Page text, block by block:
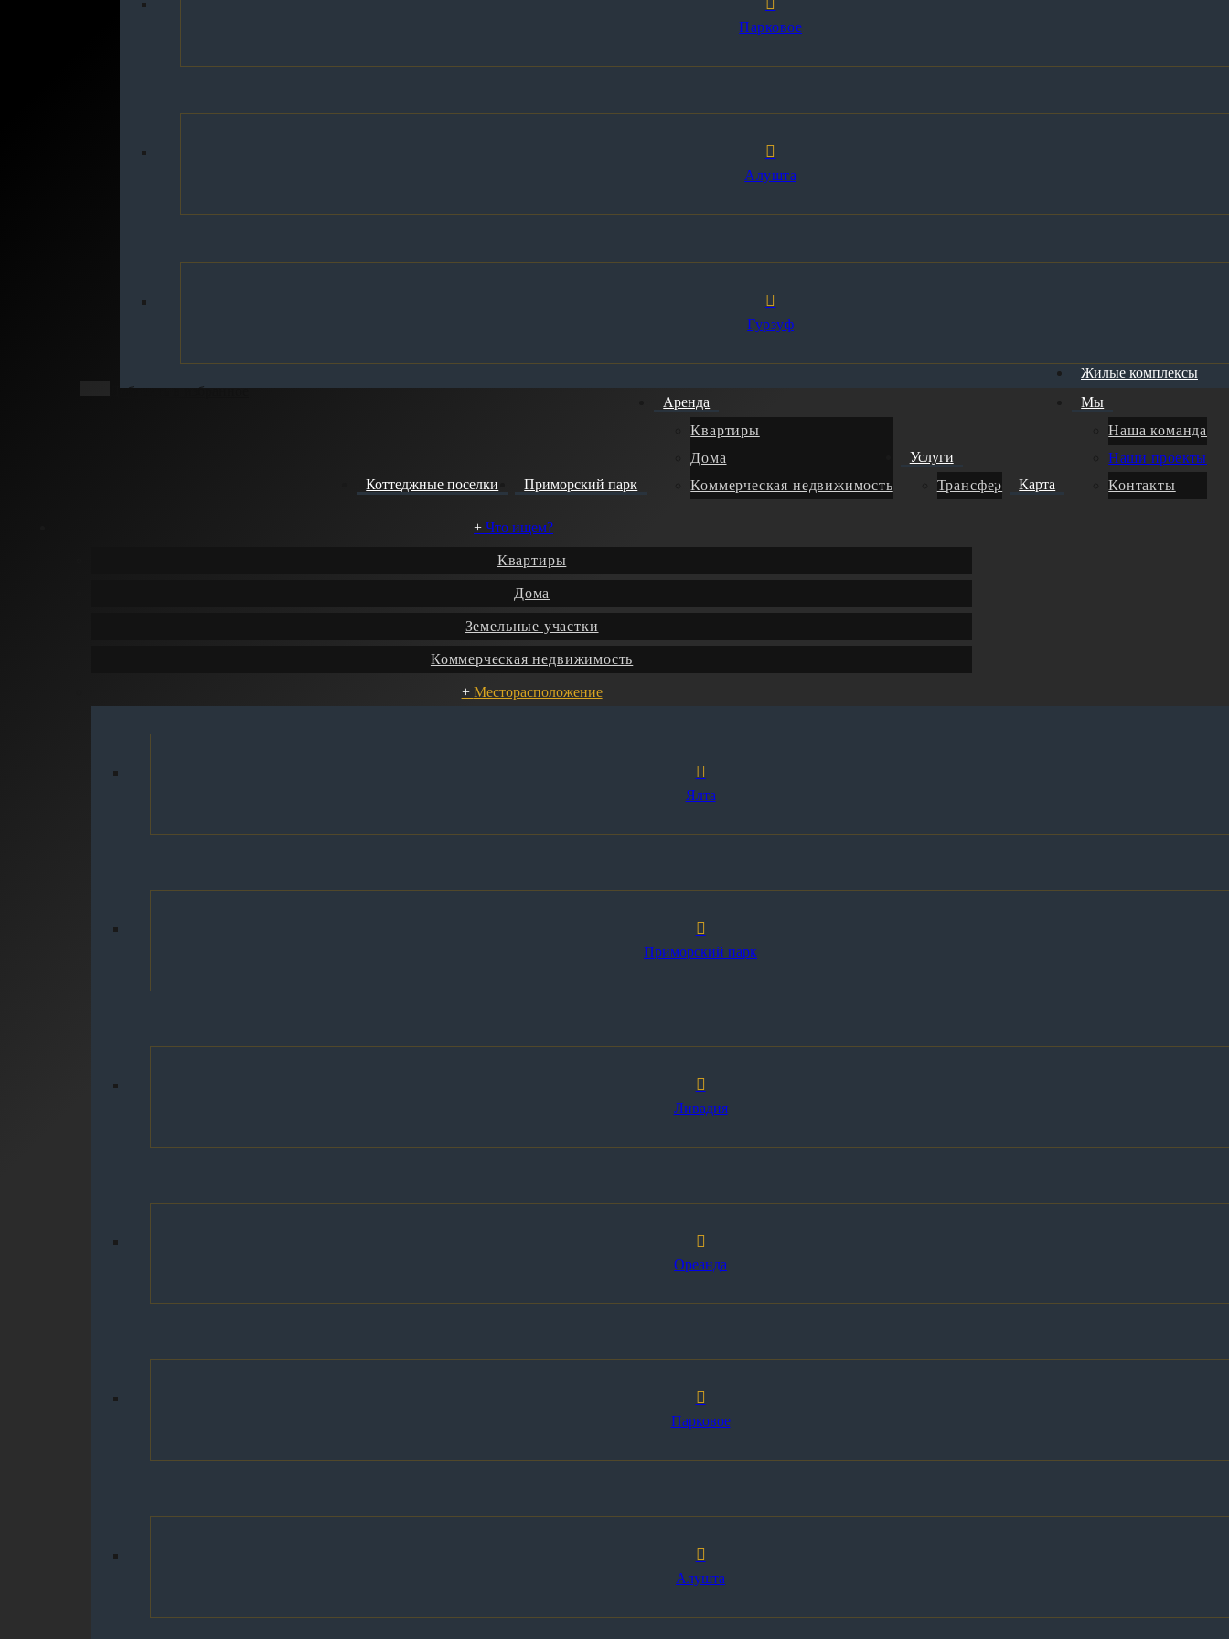
Парковое
Алушта
Гурзуф
Жилые комплексы
Коттеджные поселки Приморский парк
Аренда
Квартиры
Дома
Коммерческая недвижимость
Услуги
Трансфер
Карта
Мы
Наша команда
Наши проекты
Контакты
Что ищем?
Квартиры
Дома
Земельные участки
Коммерческая недвижимость
Месторасположение
Ялта
Приморский парк
Ливадия
Ореанда
Парковое
Алушта
Добавить в избранное